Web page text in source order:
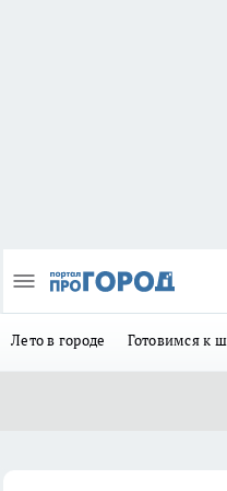
Лето в городе Готовимся к